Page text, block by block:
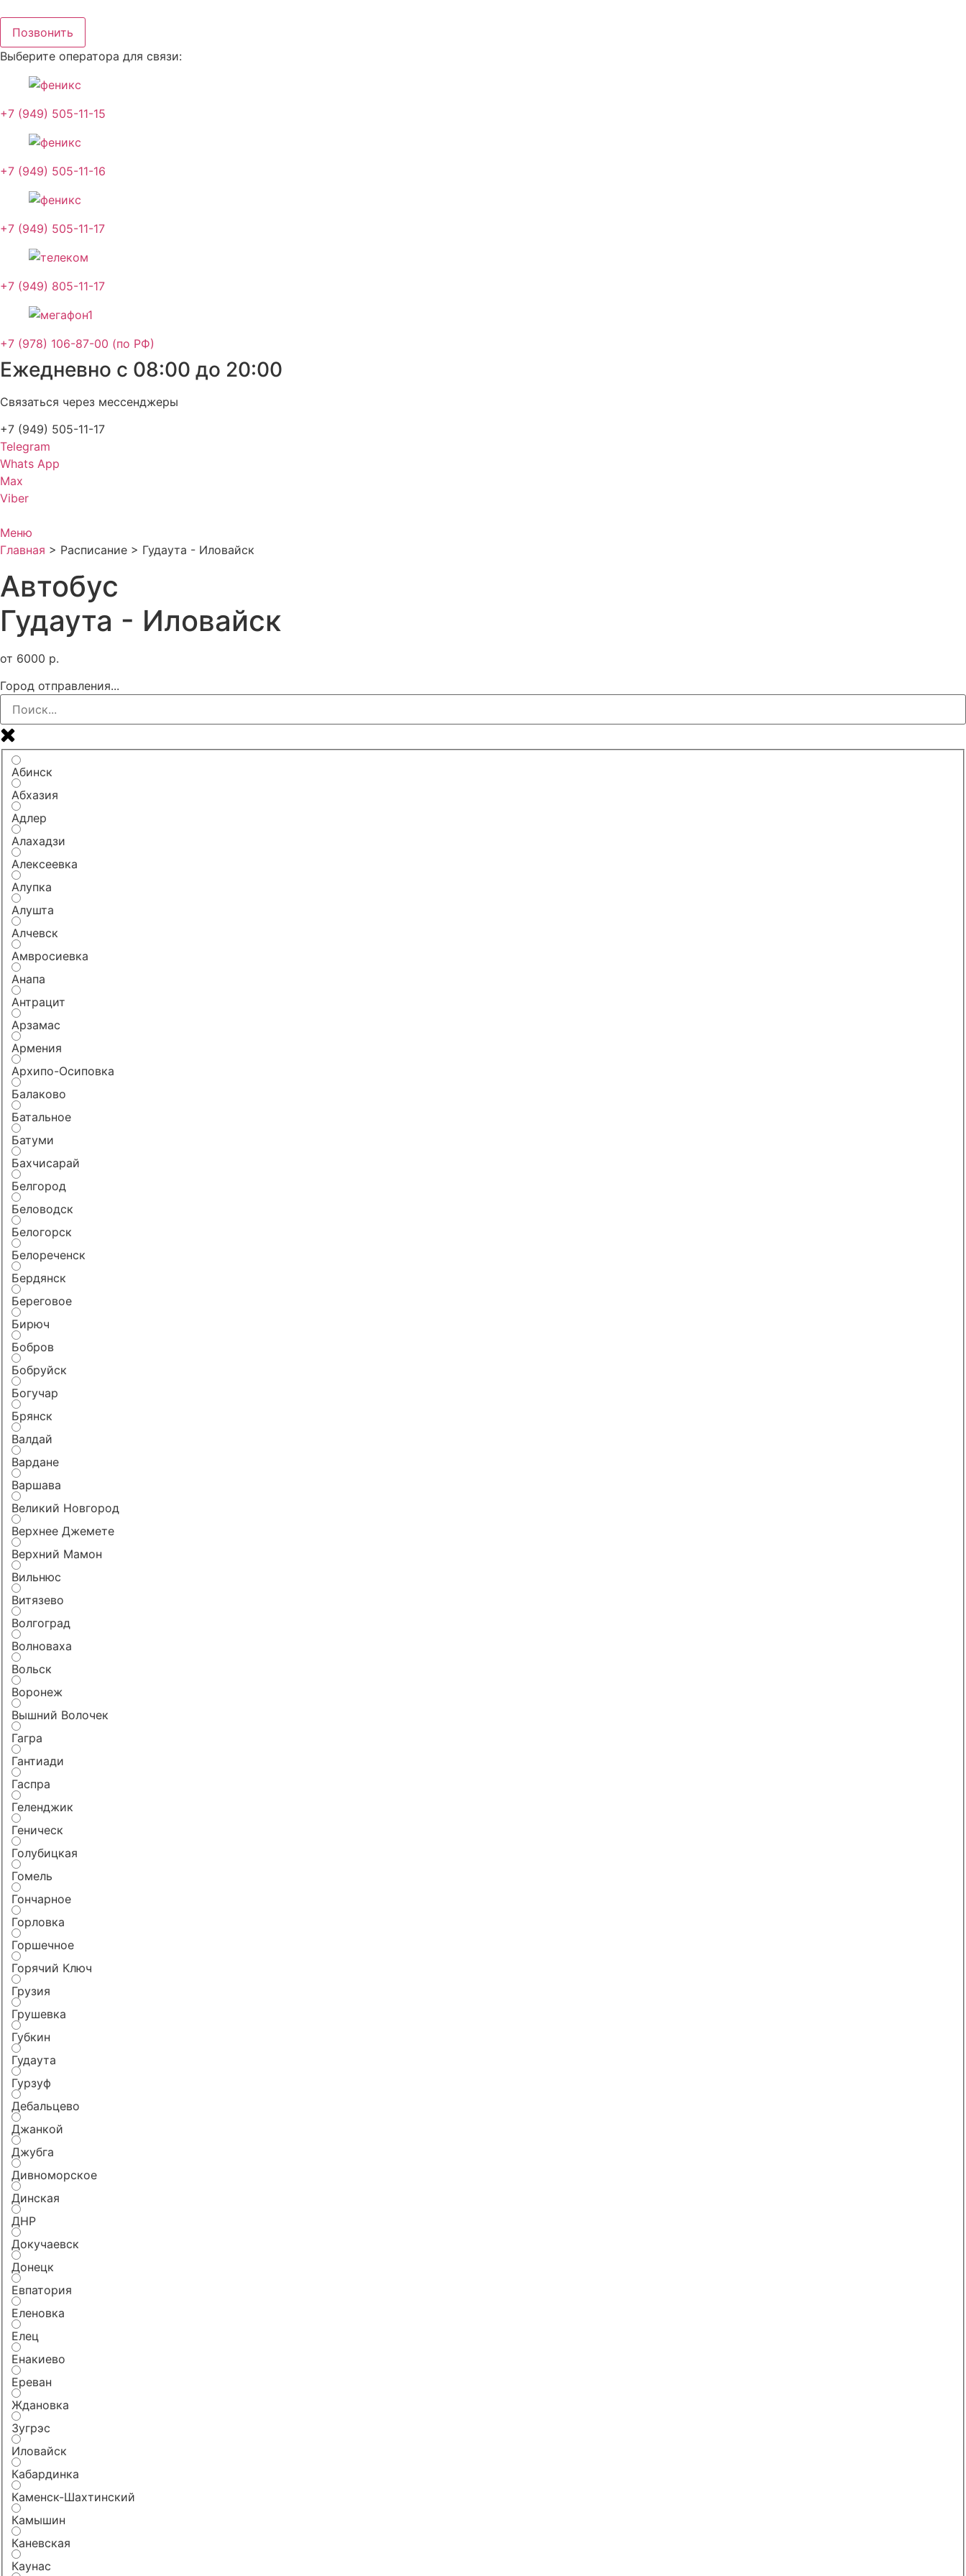
содержимому
Позвонить
Выберите оператора для связи:
+7 (949) 505-11-15
+7 (949) 505-11-16
+7 (949) 505-11-17
+7 (949) 805-11-17
+7 (978) 106-87-00 (по РФ)
Ежедневно с 08:00 до 20:00
Связаться через мессенджеры
+7 (949) 505-11-17
Telegram
Whats App
Max
Viber
Меню
Главная > Расписание > Гудаута - Иловайск
Автобус
Гудаута - Иловайск
от 6000 р.
Город отправления...
Абинск
Абхазия
Адлер
Алахадзи
Алексеевка
Алупка
Алушта
Алчевск
Амвросиевка
Анапа
Антрацит
Арзамас
Армения
Архипо-Осиповка
Балаково
Батальное
Батуми
Бахчисарай
Белгород
Беловодск
Белогорск
Белореченск
Бердянск
Береговое
Бирюч
Бобров
Бобруйск
Богучар
Брянск
Валдай
Вардане
Варшава
Великий Новгород
Верхнее Джемете
Верхний Мамон
Вильнюс
Витязево
Волгоград
Волноваха
Вольск
Воронеж
Вышний Волочек
Гагра
Гантиади
Гаспра
Геленджик
Геническ
Голубицкая
Гомель
Гончарное
Горловка
Горшечное
Горячий Ключ
Грузия
Грушевка
Губкин
Гудаута
Гурзуф
Дебальцево
Джанкой
Джубга
Дивноморское
Динская
ДНР
Докучаевск
Донецк
Евпатория
Еленовка
Елец
Енакиево
Ереван
Ждановка
Зугрэс
Иловайск
Кабардинка
Каменск-Шахтинский
Камышин
Каневская
Каунас